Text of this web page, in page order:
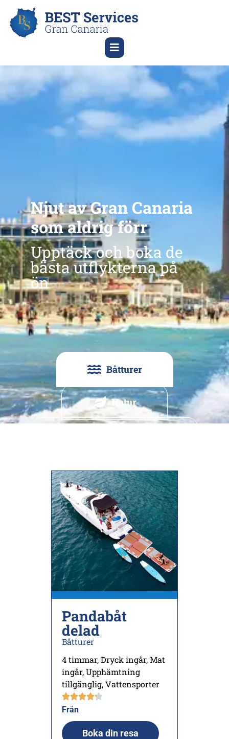
Njut av Gran Canaria
som aldrig förr
Upptäck och boka de
bästa utflykterna på
ön
Båtturer
Natur
Pandabåt
delad
Båtturer
4 timmar,Dryck ingår,Mat
ingår,Upphämtning
tillgänglig,Vattensporter
Från
Boka din resa